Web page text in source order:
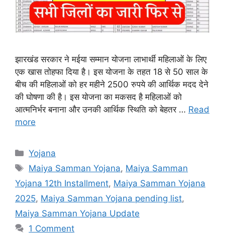
झारखंड सरकार ने मईया सम्मान योजना लाभार्थी महिलाओं के लिए
एक खास तोहफा दिया है। इस योजना के तहत 18 से 50 साल के
बीच की महिलाओं को हर महीने 2500 रुपये की आर्थिक मदद देने
की घोषणा की है। इस योजना का मकसद है महिलाओं को
आत्मनिर्भर बनाना और उनकी आर्थिक स्थिति को बेहतर … Read
more
Categories
Yojana
Tags
Maiya Samman Yojana, Maiya Samman
Yojana 12th Installment, Maiya Samman Yojana
2025, Maiya Samman Yojana pending list,
Maiya Samman Yojana Update
1 Comment